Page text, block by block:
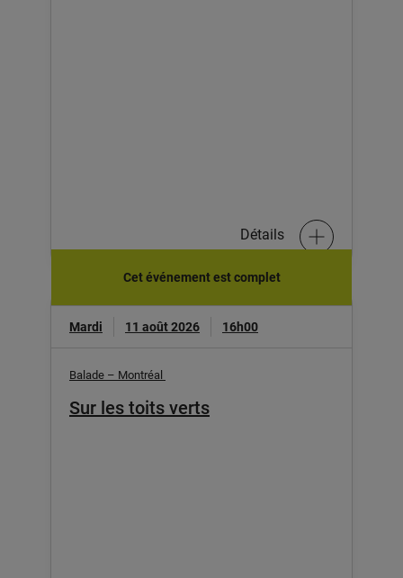
Détails
Cet événement est complet
Mardi 11 août 2026 16h00
Balade – Montréal
Sur les toits verts